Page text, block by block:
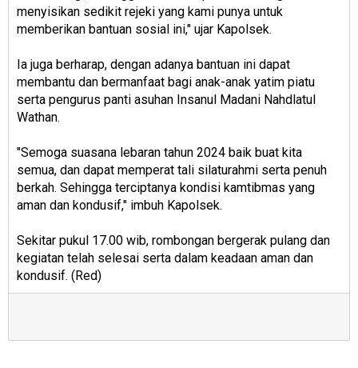
menyisikan sedikit rejeki yang kami punya untuk
memberikan bantuan sosial ini," ujar Kapolsek.
Ia juga berharap, dengan adanya bantuan ini dapat
membantu dan bermanfaat bagi anak-anak yatim piatu
serta pengurus panti asuhan Insanul Madani Nahdlatul
Wathan.
"Semoga suasana lebaran tahun 2024 baik buat kita
semua, dan dapat memperat tali silaturahmi serta penuh
berkah. Sehingga terciptanya kondisi kamtibmas yang
aman dan kondusif," imbuh Kapolsek.
Sekitar pukul 17.00 wib, rombongan bergerak pulang dan
kegiatan telah selesai serta dalam keadaan aman dan
kondusif. (Red)